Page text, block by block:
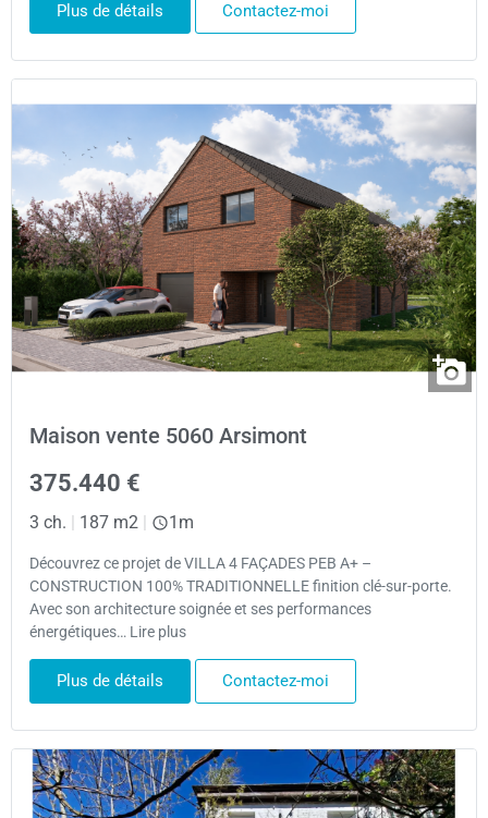
Plus de détails Contactez-moi
Maison vente 5060 Arsimont
375.440 €
3 ch. 187 m2 1m
Découvrez ce projet de VILLA 4 FAÇADES PEB A+ –
CONSTRUCTION 100% TRADITIONNELLE finition clé-sur-porte.
Avec son architecture soignée et ses performances
énergétiques… Lire plus
Plus de détails Contactez-moi